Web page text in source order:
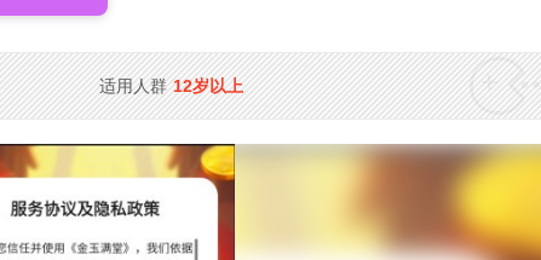
适用人群 12岁以上